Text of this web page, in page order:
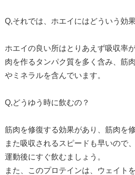
Q,それでは、ホエイにはどういう効
ホエイの良い所はとりあえず吸収率
肉を作るタンパク質を多く含み、筋
やミネラルを含んでいます。
Q,どうゆう時に飲むの？
筋肉を修復する効果があり、筋肉を
また吸収されるスピードも早いので、
運動後にすぐ飲むましょう。
また、このプロテインは、ウェイト